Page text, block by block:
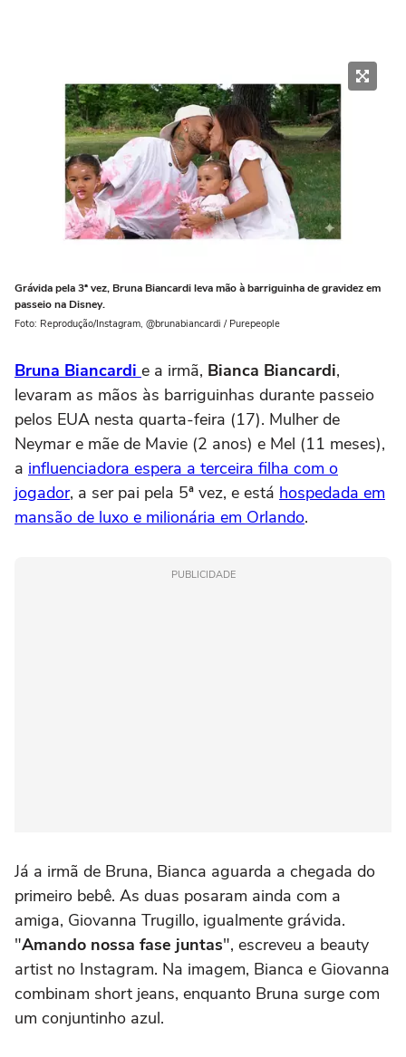
Grávida pela 3ª vez, Bruna Biancardi leva mão à barriguinha de gravidez em
passeio na Disney.
Foto: Reprodução/Instagram, @brunabiancardi / Purepeople
Bruna Biancardi e a irmã, Bianca Biancardi,
levaram as mãos às barriguinhas durante passeio
pelos EUA nesta quarta-feira (17). Mulher de
Neymar e mãe de Mavie (2 anos) e Mel (11 meses),
a influenciadora espera a terceira filha com o
jogador, a ser pai pela 5ª vez, e está hospedada em
mansão de luxo e milionária em Orlando.
PUBLICIDADE
Já a irmã de Bruna, Bianca aguarda a chegada do
primeiro bebê. As duas posaram ainda com a
amiga, Giovanna Trugillo, igualmente grávida.
"Amando nossa fase juntas", escreveu a beauty
artist no Instagram. Na imagem, Bianca e Giovanna
combinam short jeans, enquanto Bruna surge com
um conjuntinho azul.